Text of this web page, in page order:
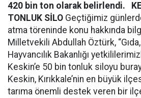
420 bin ton olarak belirlendi.
TONLUK SİLO Geçtiğimiz
atma töreninde konu hakkında
Milletvekili Abdullah Öztürk,
Hayvancılık Bakanlığı
Keskin’e 50 bin tonluk siloyu
Keskin, Kırıkkale’nin en büyük
tarıma önemli destek veren bir